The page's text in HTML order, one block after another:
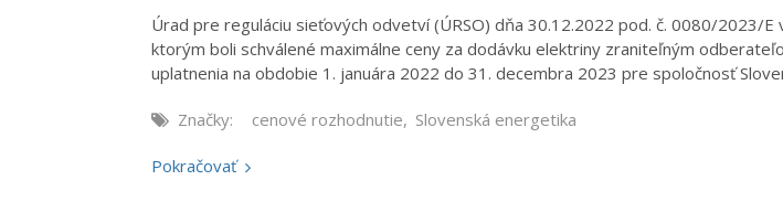
Úrad pre reguláciu sieťových odvetví (ÚRSO) dňa 30.12.2022 pod. č. 0080/2023/E
ktorým boli schválené maximálne ceny za dodávku elektriny zraniteľným
uplatnenia na obdobie 1. januára 2022 do 31. decembra 2023 pre spoločnosť
Značky: cenové rozhodnutie, Slovenská energetika
Pokračovať